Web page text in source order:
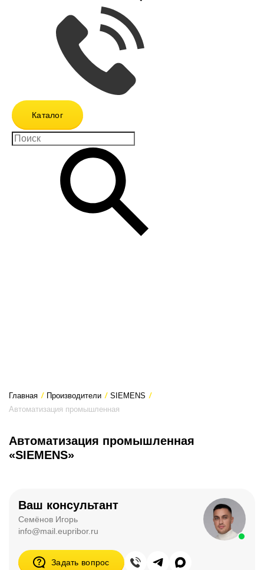
Каталог
Главная / Производители / SIEMENS /
Автоматизация промышленная
Автоматизация промышленная
«SIEMENS»
Ваш консультант
Семёнов Игорь
info@mail.eupribor.ru
Задать вопрос